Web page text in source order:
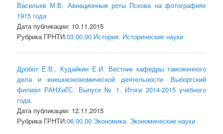
Васильев М.В. Авиационные роты Пскова на фотографиях
1915 года
Дата публикации: 10.11.2015
Рубрика ГРНТИ:03.00.00 История. Исторические науки
Дробот Е.В., Кудайкин Е.И. Вестник кафедры таможенного
дела и внешнеэкономической деятельности. Выборгский
филиал РАНХиГС. Выпуск № 1. Итоги 2014-2015 учебного
года.
Дата публикации: 12.11.2015
Рубрика ГРНТИ:06.00.00 Экономика. Экономические науки